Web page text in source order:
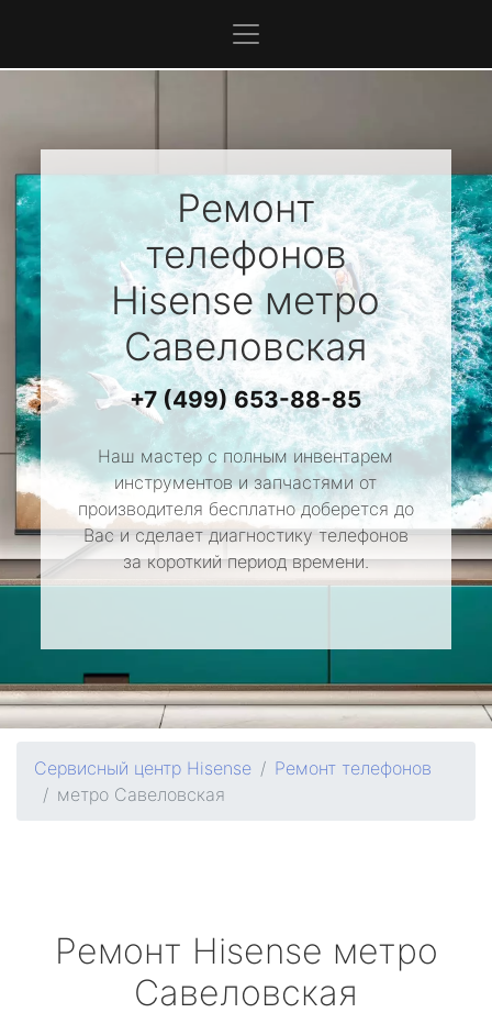
Ремонт
телефонов
Hisenseметро
Савеловская
+7 (499) 653-88-85
Наш мастер с полным инвентарем
инструментов и запчастями от
производителя бесплатно доберется до
Вас и сделает диагностику телефонов
за короткий период времени.
Сервисный центр Hisense
Ремонт телефонов
метро Савеловская
Ремонт Hisense метро
Савеловская